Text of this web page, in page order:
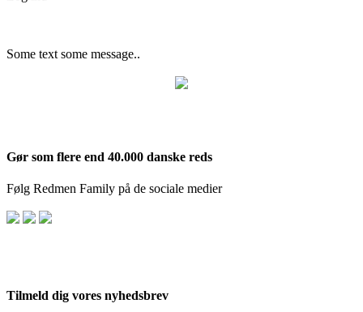
Some text some message..
Gør som flere end 40.000 danske reds
Følg Redmen Family på de sociale medier
Tilmeld dig vores nyhedsbrev